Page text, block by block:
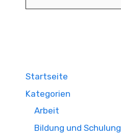
Startseite
Kategorien
Arbeit
Bildung und Schulung